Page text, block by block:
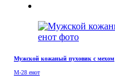
Мужской кожаный пуховик с мехом
М-28 енот